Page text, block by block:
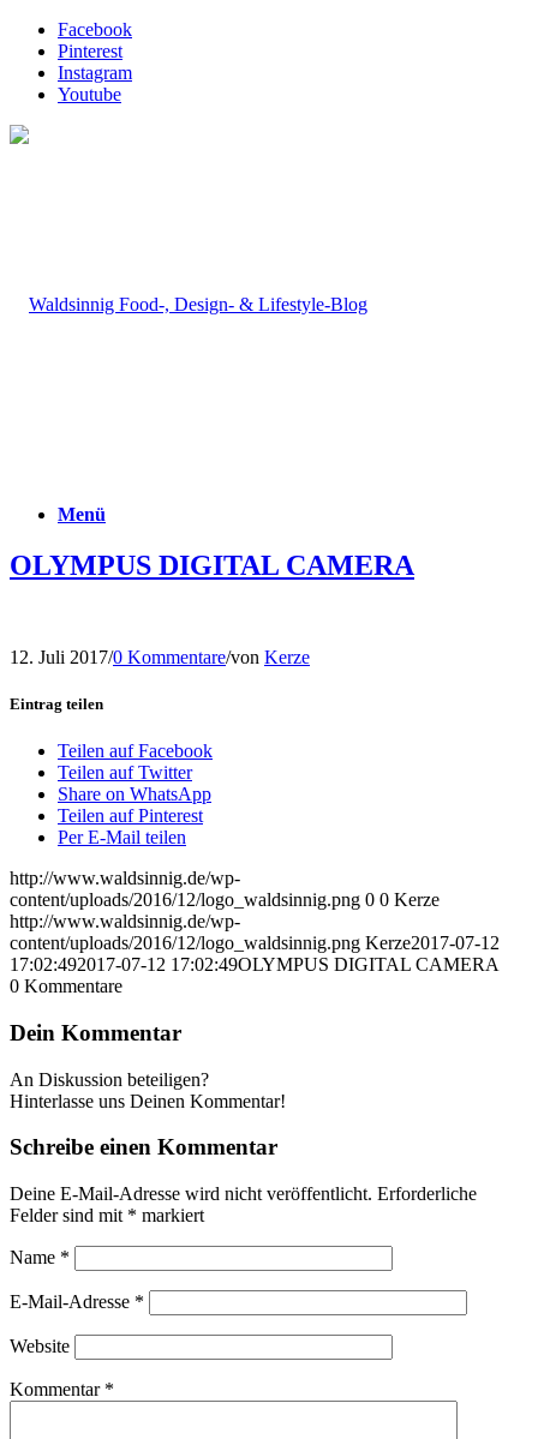
Facebook
Pinterest
Instagram
Youtube
Menü
OLYMPUS DIGITAL CAMERA
12. Juli 2017/0 Kommentare/von Kerze
Eintrag teilen
Teilen auf Facebook
Teilen auf Twitter
Share on WhatsApp
Teilen auf Pinterest
Per E-Mail teilen
http://www.waldsinnig.de/wp-
content/uploads/2016/12/logo_waldsinnig.png 0 0 Kerze
http://www.waldsinnig.de/wp-
content/uploads/2016/12/logo_waldsinnig.png Kerze2017-07-12
17:02:492017-07-12 17:02:49OLYMPUS DIGITAL CAMERA
0 Kommentare
Dein Kommentar
An Diskussion beteiligen?
Hinterlasse uns Deinen Kommentar!
Schreibe einen Kommentar
Deine E-Mail-Adresse wird nicht veröffentlicht. Erforderliche
Felder sind mit * markiert
Name *
E-Mail-Adresse *
Website
Kommentar *